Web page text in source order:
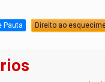
Pauta Direito ao